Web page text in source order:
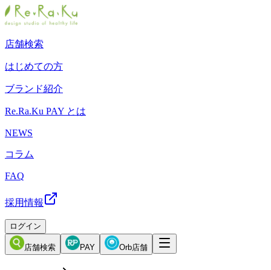
店舗検索
はじめての方
ブランド紹介
Re.Ra.Ku PAY とは
NEWS
コラム
FAQ
採用情報
ログイン
店舗検索 PAY Orb店舗